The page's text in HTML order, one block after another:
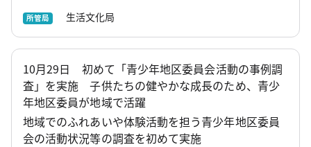
所管局 生活文化局
10月29日 初めて「青少年地区委員会活動の事例調
査」を実施 子供たちの健やかな成長のため、青少
年地区委員が地域で活躍
地域でのふれあいや体験活動を担う青少年地区委員
会の活動状況等の調査を初めて実施